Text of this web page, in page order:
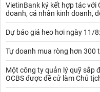
VietinBank ký kết hợp tác với
doanh, cá nhân kinh doanh,
Dự báo giá heo hơi ngày 11/
Tự doanh mua ròng hơn 300
Một công ty quản lý quỹ sắp
OCBS được đề cử làm Chủ